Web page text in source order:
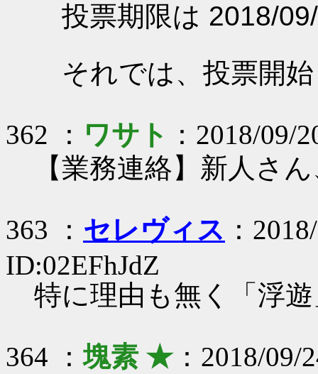
投票期限は 2018/
それでは、投票開
362 ： ワサト ：2018/09/
【業務連絡】新人さ
363 ： セレヴィス ：
ID:02EFhJdZ
特に理由も無く「浮
364 ：塊素 ★：2018/09/